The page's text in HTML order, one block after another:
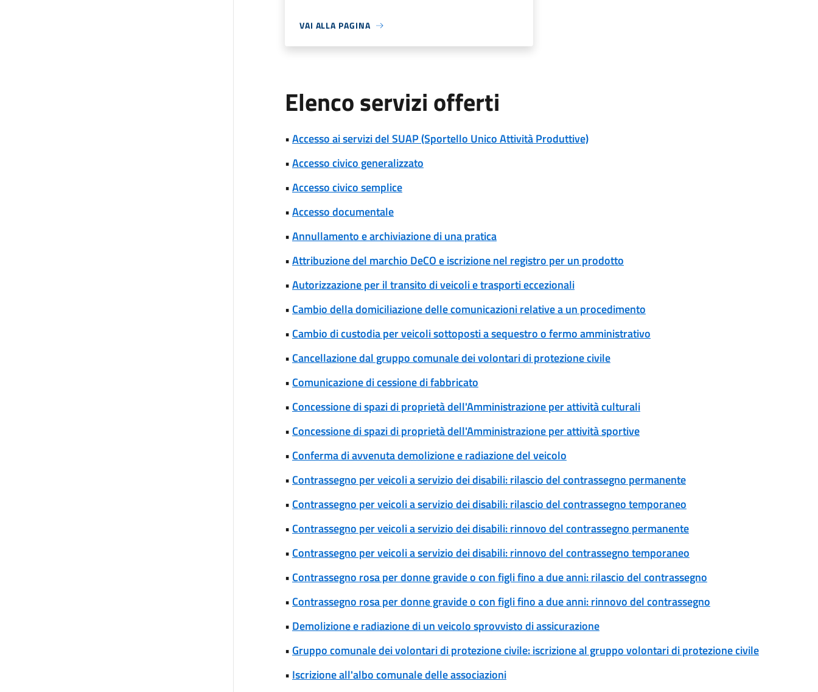
VAI ALLA PAGINA
Elenco servizi offerti
•Accesso ai servizi del SUAP (Sportello Unico Attività Produttive)
•Accesso civico generalizzato
•Accesso civico semplice
•Accesso documentale
•Annullamento e archiviazione di una pratica
•Attribuzione del marchio DeCO e iscrizione nel registro per un prodotto
•Autorizzazione per il transito di veicoli e trasporti eccezionali
• Cambio della domiciliazione delle comunicazioni relative a un procedimento
• Cambio di custodia per veicoli sottoposti a sequestro o fermo amministrativo
• Cancellazione dal gruppo comunale dei volontari di protezione civile
• Comunicazione di cessione di fabbricato
• Concessione di spazi di proprietà dell'Amministrazione per attività culturali
• Concessione di spazi di proprietà dell'Amministrazione per attività sportive
• Conferma di avvenuta demolizione e radiazione del veicolo
• Contrassegno per veicoli a servizio dei disabili: rilascio del contrassegno permanente
• Contrassegno per veicoli a servizio dei disabili: rilascio del contrassegno temporaneo
• Contrassegno per veicoli a servizio dei disabili: rinnovo del contrassegno permanente
• Contrassegno per veicoli a servizio dei disabili: rinnovo del contrassegno temporaneo
• Contrassegno rosa per donne gravide o con figli fino a due anni: rilascio del contrassegno
• Contrassegno rosa per donne gravide o con figli fino a due anni: rinnovo del contrassegno
• Demolizione e radiazione di un veicolo sprovvisto di assicurazione
• Gruppo comunale dei volontari di protezione civile: iscrizione al gruppo volontari di protezione civile
• Iscrizione all'albo comunale delle associazioni